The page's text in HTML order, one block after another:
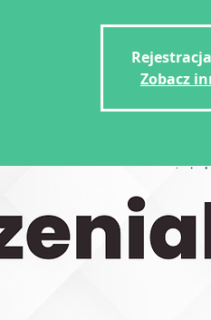
Zobacz